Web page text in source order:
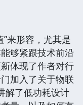
来形容，尤其是
够紧跟技术前沿
体现了作者对行
加入了关于物联
解了低功耗设计